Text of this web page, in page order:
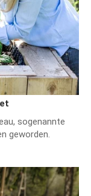
sogenannte
geworden.